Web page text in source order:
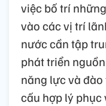
việc bố trí
vào các vị trí
nước cần tập
phát triển
năng lực và
cấu hợp lý